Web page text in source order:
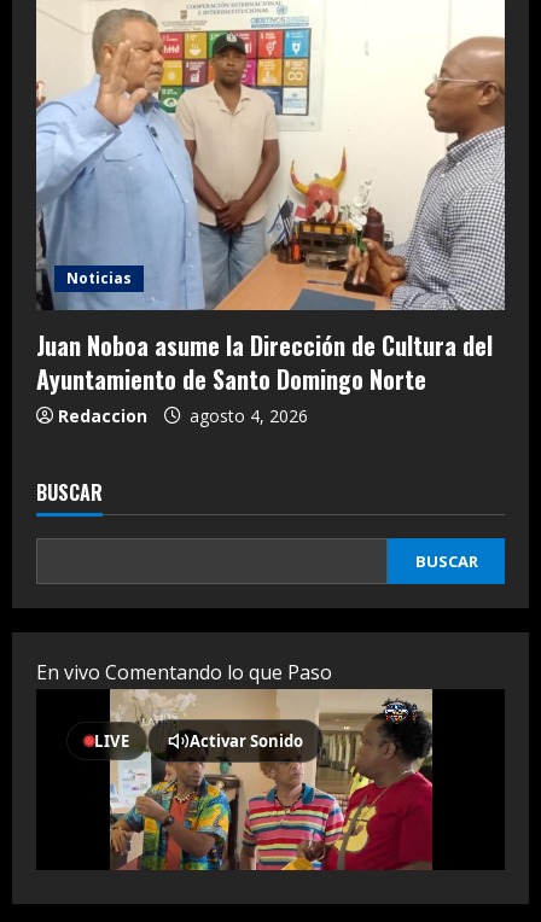
Noticias
Juan Noboa asume la Dirección de Cultura del
Ayuntamiento de Santo Domingo Norte
Redaccion agosto 4, 2026
BUSCAR
BUSCAR
En vivo Comentando lo que Paso